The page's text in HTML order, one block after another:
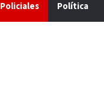
Policiales Política